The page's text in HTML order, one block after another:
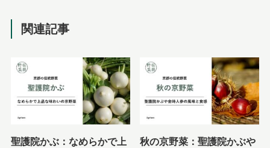
関連記事
聖護院かぶ：なめらかで上
秋の京野菜：聖護院かぶや